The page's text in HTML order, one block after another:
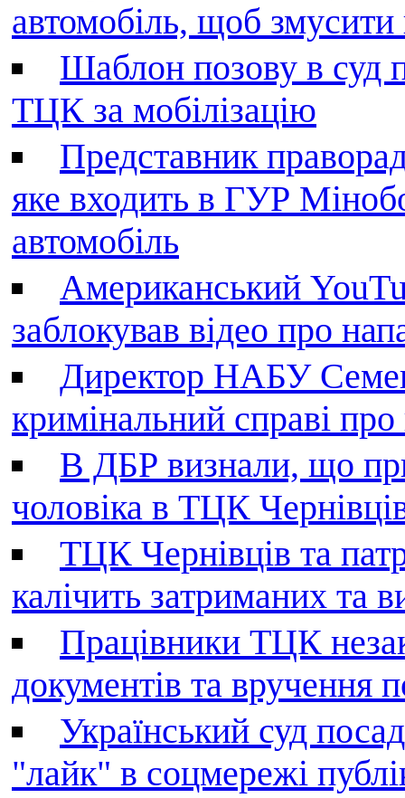
автомобіль, щоб
Шаблон позову в суд
ТЦК за мобілізацію
Представник
яке входить в ГУР
автомобіль
Американський
заблокував відео про
Директор НАБУ
кримінальний справі
В ДБР визнали, що
чоловіка в ТЦК Чернівців
ТЦК Чернівців та
калічить затриманих та
Працівники ТЦК
документів та вручення
Український суд
"лайк" в соцмережі